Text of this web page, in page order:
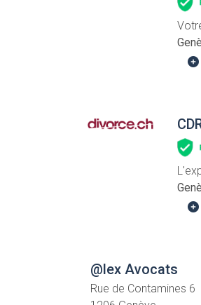
@lex Avocats
Rue de Contamines 6